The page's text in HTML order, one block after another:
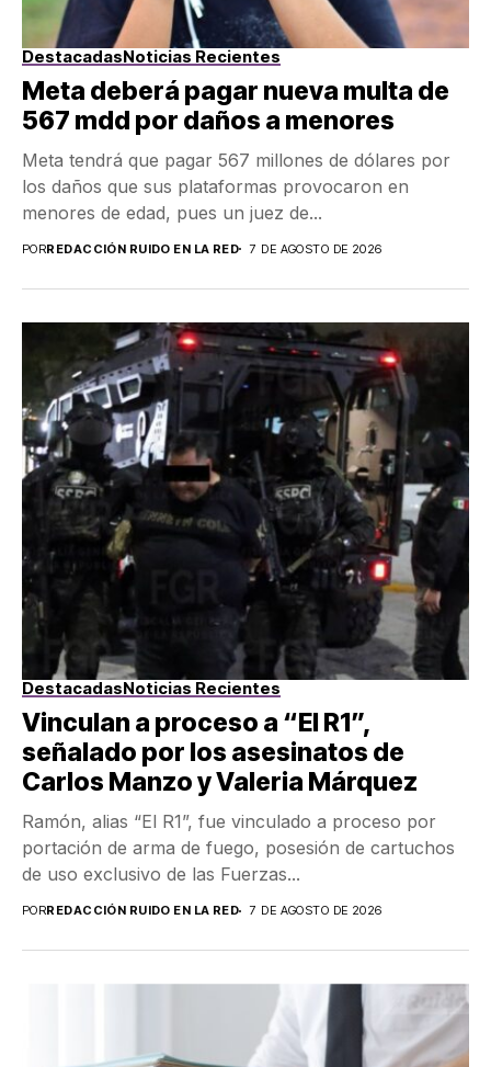
DestacadasNoticias Recientes
Meta deberá pagar nueva multa de
567 mdd por daños a menores
Meta tendrá que pagar 567 millones de dólares por
los daños que sus plataformas provocaron en
menores de edad, pues un juez de...
PORREDACCIÓN RUIDO EN LA RED 7 DE AGOSTO DE 2026
DestacadasNoticias Recientes
Vinculan a proceso a “El R1”,
señalado por los asesinatos de
Carlos Manzo y Valeria Márquez
Ramón, alias “El R1”, fue vinculado a proceso por
portación de arma de fuego, posesión de cartuchos
de uso exclusivo de las Fuerzas...
PORREDACCIÓN RUIDO EN LA RED 7 DE AGOSTO DE 2026